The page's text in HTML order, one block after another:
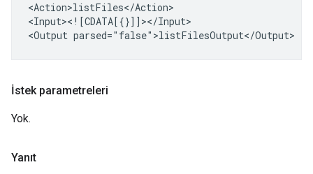
<Action>listFiles</Action>
<Input><![CDATA[{}]]></Input>
<Output
İstek parametreleri
Yok.
Yanıt